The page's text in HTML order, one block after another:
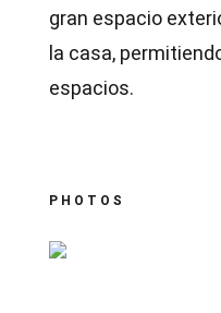
gran espacio
la casa,
espacios.
PHOTOS